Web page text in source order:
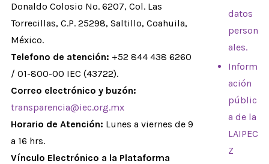
Donaldo Colosio No. 6207, Col. Las
Torrecillas, C.P. 25298, Saltillo, Coahuila,
México.
Telefono de atención: +52 844 438 6260
/ 01-800-00 IEC (43722).
Correo electrónico y buzón:
transparencia@iec.org.mx
Horario de Atención: Lunes a viernes de 9
a 16 hrs.
Vínculo Electrónico a la Plataforma
datos
person
ales.
Inform
ación
públic
a de la
LAIPEC
Z